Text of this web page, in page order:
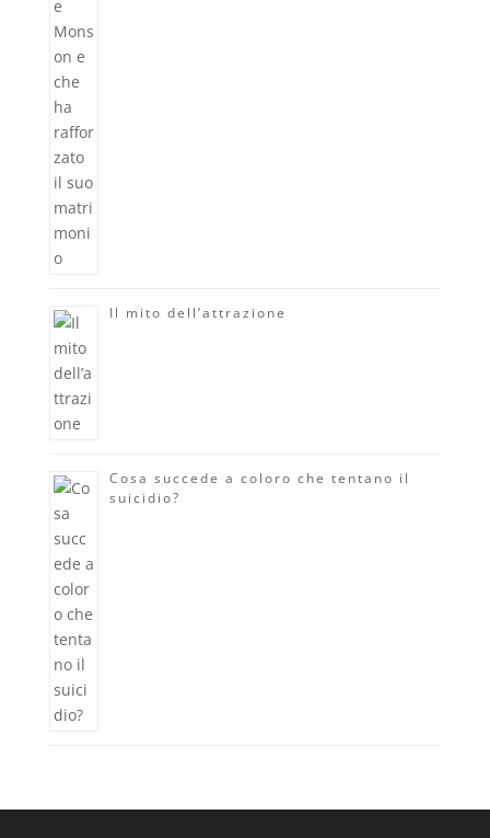
Il mito dell’attrazione
Cosa succede a coloro che tentano il
suicidio?